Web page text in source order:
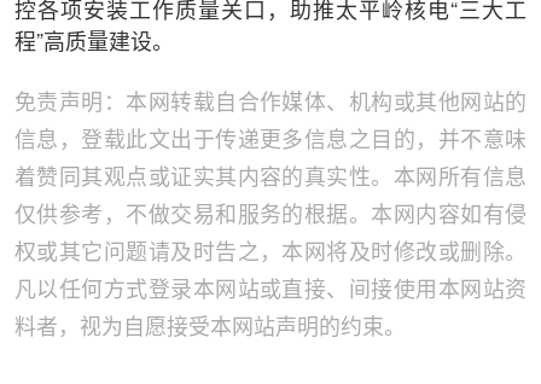
控各项安装工作质量关口，助推太平岭核电“三大工
程”高质量建设。
免责声明：本网转载自合作媒体、机构或其他网站的
信息，登载此文出于传递更多信息之目的，并不意味
着赞同其观点或证实其内容的真实性。本网所有信息
仅供参考，不做交易和服务的根据。本网内容如有侵
权或其它问题请及时告之，本网将及时修改或删除。
凡以任何方式登录本网站或直接、间接使用本网站资
料者，视为自愿接受本网站声明的约束。